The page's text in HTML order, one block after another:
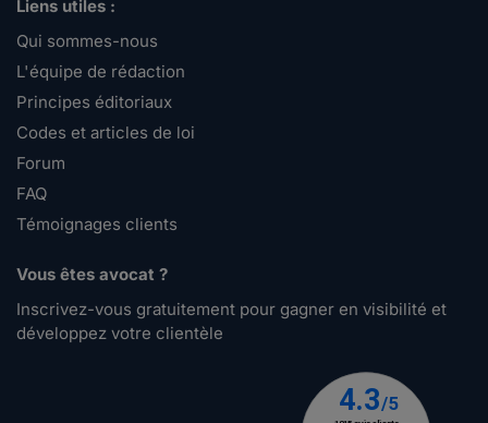
Liens utiles :
Qui sommes-nous
L'équipe de rédaction
Principes éditoriaux
Codes et articles de loi
Forum
FAQ
Témoignages clients
Vous êtes avocat ?
Inscrivez-vous gratuitement pour gagner en visibilité et
développez votre clientèle